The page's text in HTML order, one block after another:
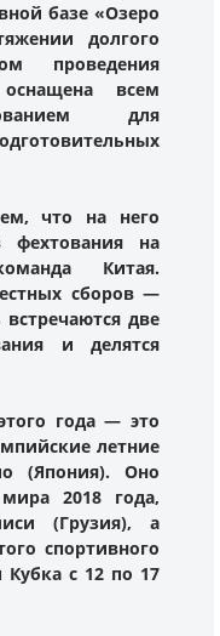
базе «Озеро
долгого
проведения
всем
для
что на него
фехтования на
Китая.
сборов —
две
и делятся
года — это
летние
(Япония). Оно
2018 года,
(Грузия), а
спортивного
Кубка с 12 по 17